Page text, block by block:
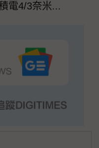
電4/3奈米...